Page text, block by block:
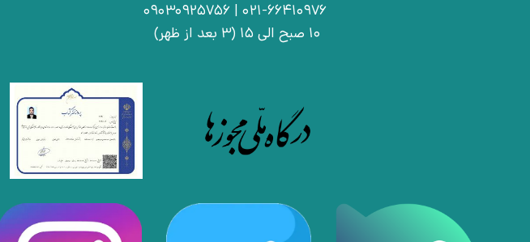
10 صبح الی 15 (3 بعد از ظهر)